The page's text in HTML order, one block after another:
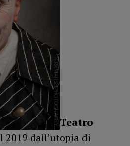
Teatro
2019 dall’utopia di